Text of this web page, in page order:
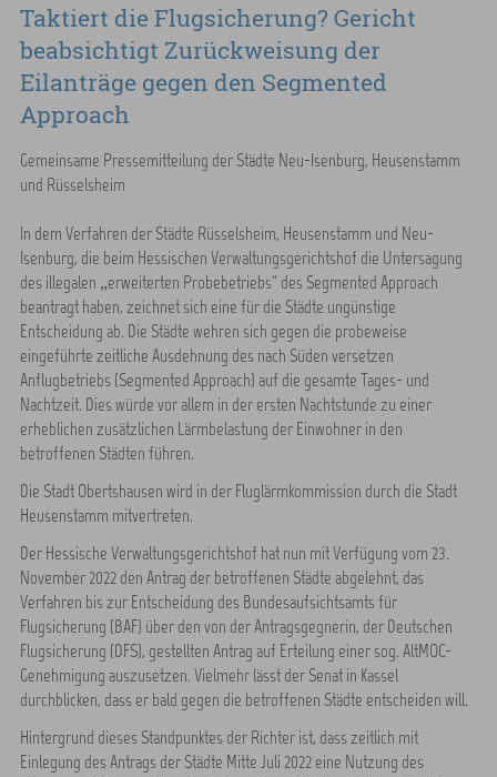
Taktiert die Flugsicherung? Gericht
beabsichtigt Zurückweisung der
Eilanträge gegen den Segmented
Approach
Gemeinsame Pressemitteilung der Städte Neu-Isenburg, Heusenstamm
und Rüsselsheim
In dem Verfahren der Städte Rüsselsheim, Heusenstamm und Neu-
Isenburg, die beim Hessischen Verwaltungsgerichtshof die Untersagung
des illegalen „erweiterten Probebetriebs“ des Segmented Approach
beantragt haben, zeichnet sich eine für die Städte ungünstige
Entscheidung ab. Die Städte wehren sich gegen die probeweise
eingeführte zeitliche Ausdehnung des nach Süden versetzen
Anflugbetriebs (Segmented Approach) auf die gesamte Tages- und
Nachtzeit. Dies würde vor allem in der ersten Nachtstunde zu einer
erheblichen zusätzlichen Lärmbelastung der Einwohner in den
betroffenen Städten führen.
Die Stadt Obertshausen wird in der Fluglärmkommission durch die Stadt
Heusenstamm mitvertreten.
Der Hessische Verwaltungsgerichtshof hat nun mit Verfügung vom 23.
November 2022 den Antrag der betroffenen Städte abgelehnt, das
Verfahren bis zur Entscheidung des Bundesaufsichtsamts für
Flugsicherung (BAF) über den von der Antragsgegnerin, der Deutschen
Flugsicherung (DFS), gestellten Antrag auf Erteilung einer sog. AltMOC-
Genehmigung auszusetzen. Vielmehr lässt der Senat in Kassel
durchblicken, dass er bald gegen die betroffenen Städte entscheiden will.
Hintergrund dieses Standpunktes der Richter ist, dass zeitlich mit
Einlegung des Antrags der Städte Mitte Juli 2022 eine Nutzung des